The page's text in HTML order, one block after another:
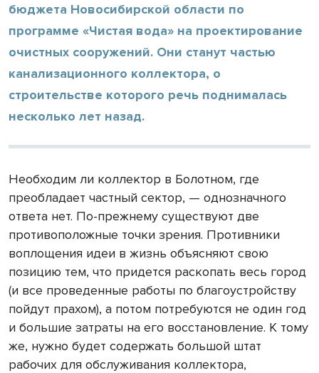
бюджета Новосибирской области по
программе «Чистая вода» на проектирование
очистных сооружений. Они станут частью
канализационного коллектора, о
строительстве которого речь поднималась
несколько лет назад.
Необходим ли коллектор в Болотном, где
преобладает частный сектор, — однозначного
ответа нет. По-прежнему существуют две
противоположные точки зрения. Противники
воплощения идеи в жизнь объясняют свою
позицию тем, что придется раскопать весь город
(и все проведенные работы по благоустройству
пойдут прахом), а потом потребуются не один год
и большие затраты на его восстановление. К тому
же, нужно будет содержать большой штат
рабочих для обслуживания коллектора,